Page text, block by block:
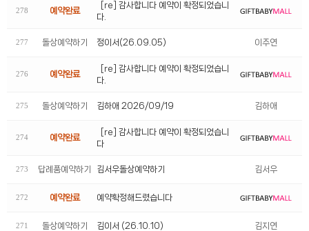
278 예약완료
[re] 감사합니다 예약이 확정되었습니
다.
277 돌상예약하기 정이서(26.09.05) 이주연
276 예약완료
[re] 감사합니다 예약이 확정되었습니
다.
275 돌상예약하기 김하애 2026/09/19 김하애
274 예약완료
[re] 감사합니다 예약이 확정되었습니
다
273 답례품예약하기 김서우돌상예약하기 김서우
272 예약완료 예약확정해드렸습니다
271 돌상예약하기 김이서 (26.10.10) 김지연